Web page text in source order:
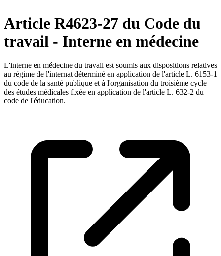
Article R4623-27 du Code du
travail - Interne en médecine
L'interne en médecine du travail est soumis aux dispositions relatives
au régime de l'internat déterminé en application de l'article L. 6153-1
du code de la santé publique et à l'organisation du troisième cycle
des études médicales fixée en application de l'article L. 632-2 du
code de l'éducation.